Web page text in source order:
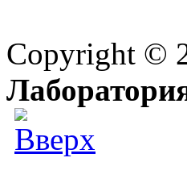
Copyright ©